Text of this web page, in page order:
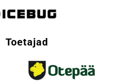
Toetajad